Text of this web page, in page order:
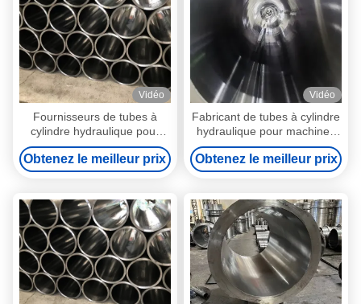
Vidéo
Fournisseurs de tubes à
cylindre hydraulique pour
l'usinage de précision
Obtenez le meilleur prix
Vidéo
Fabricant de tubes à cylindre
hydraulique pour machines
de construction
Obtenez le meilleur prix